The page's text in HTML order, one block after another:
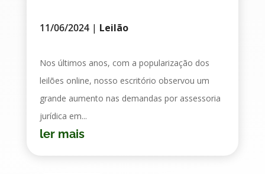
11/06/2024| Leilão
Nos últimos anos, com a popularização dos
leilões online, nosso escritório observou um
grande aumento nas demandas por assessoria
jurídica em...
ler mais